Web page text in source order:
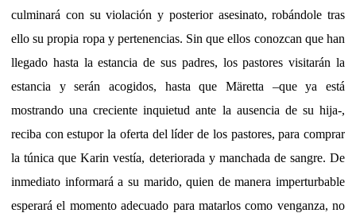
culminará con su violación y posterior asesinato, robándole tras
ello su propia ropa y pertenencias. Sin que ellos conozcan que han
llegado hasta la estancia de sus padres, los pastores visitarán la
estancia y serán acogidos, hasta que Märetta –que ya está
mostrando una creciente inquietud ante la ausencia de su hija-,
reciba con estupor la oferta del líder de los pastores, para comprar
la túnica que Karin vestía, deteriorada y manchada de sangre. De
inmediato informará a su marido, quien de manera imperturbable
esperará el momento adecuado para matarlos como venganza, no